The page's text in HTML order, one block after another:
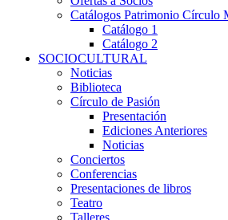
Catálogos Patrimonio Círculo
Catálogo 1
Catálogo 2
SOCIOCULTURAL
Noticias
Biblioteca
Círculo de Pasión
Presentación
Ediciones Anteriores
Noticias
Conciertos
Conferencias
Presentaciones de libros
Teatro
Talleres